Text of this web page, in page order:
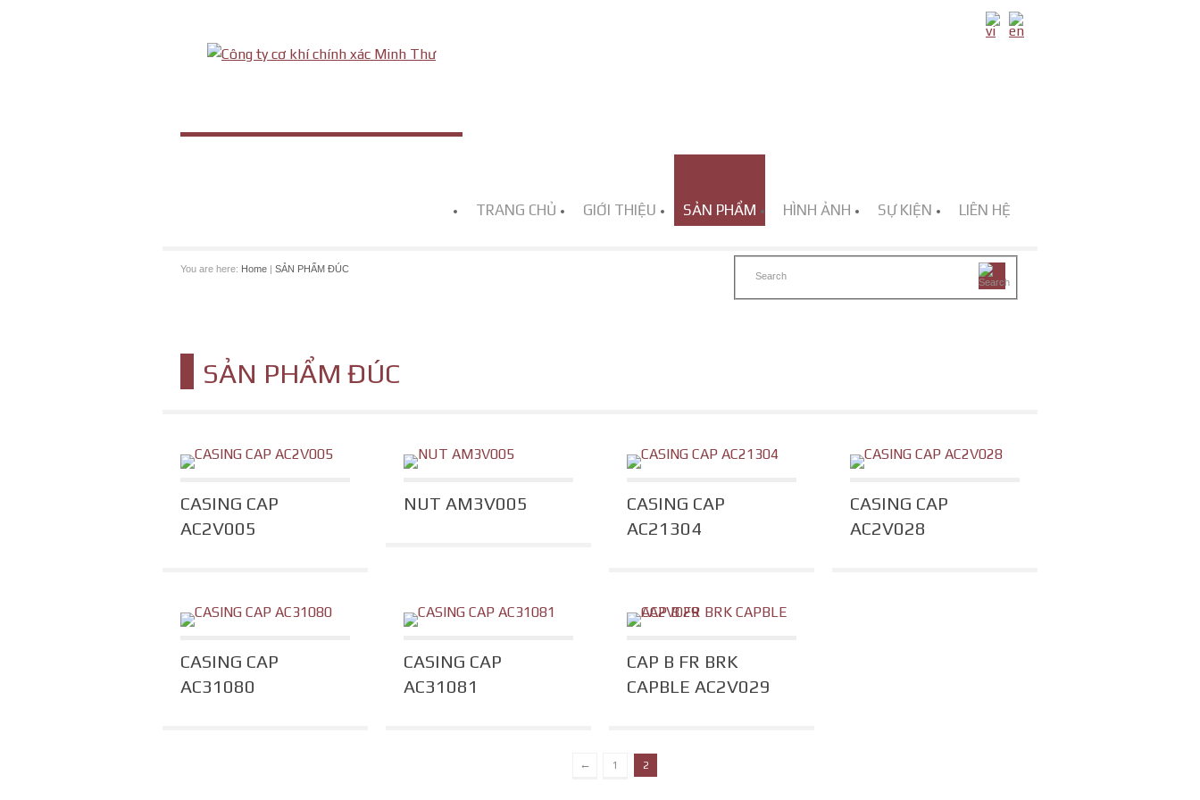
TRANG CHỦ GIỚI THIỆU SẢN PHẨM HÌNH ẢNH SỰ KIỆN LIÊN HỆ
You are here: Home | SẢN PHẨM ĐÚC
SẢN PHẨM ĐÚC
CASING CAP
AC2V005
NUT AM3V005
CASING CAP
AC21304
CASING CAP
AC2V028
CASING CAP
AC31080
CASING CAP
AC31081
CAP B FR BRK
CAPBLE AC2V029
← 1 2